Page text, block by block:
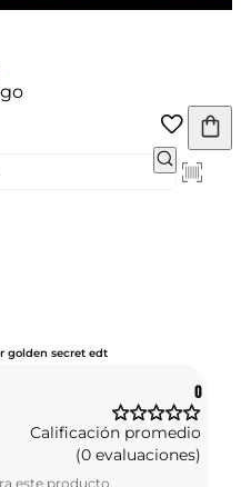
golden secret edt
0
Calificación promedio
(0 evaluaciones)
este producto.